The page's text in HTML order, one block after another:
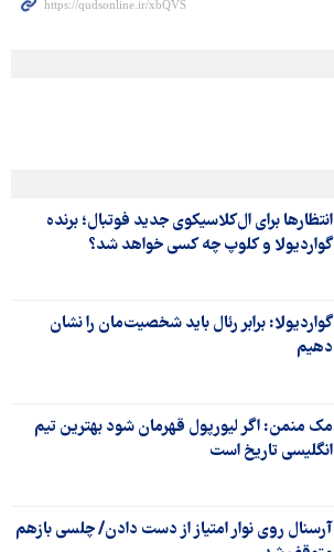
انتظارها برای ال‌کلاسیکوی جدید فوتبال؛ برنده
گواردیولا و کلوپ چه کسی خواهد شد؟
گواردیولا: برابر رئال باید شخصیت‌مان را نشان
دهیم
مک منمن: اگر لیورپول قهرمان شود بهترین تیم
انگلیسی تاریخ است
آرسنال روی نوار امتیاز از دست دادن/ چلسی بازهم